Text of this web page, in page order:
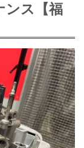
ンス【福